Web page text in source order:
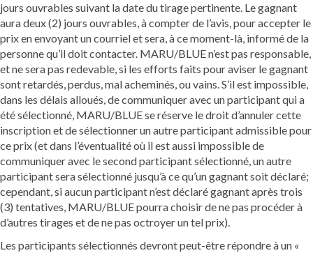
jours ouvrables suivant la date du tirage pertinente. Le gagnant
aura deux (2) jours ouvrables, à compter de l’avis, pour accepter le
prix en envoyant un courriel et sera, à ce moment-là, informé de la
personne qu’il doit contacter. MARU/BLUE n’est pas responsable,
et ne sera pas redevable, si les efforts faits pour aviser le gagnant
sont retardés, perdus, mal acheminés, ou vains. S’il est impossible,
dans les délais alloués, de communiquer avec un participant qui a
été sélectionné, MARU/BLUE se réserve le droit d’annuler cette
inscription et de sélectionner un autre participant admissible pour
ce prix (et dans l’éventualité où il est aussi impossible de
communiquer avec le second participant sélectionné, un autre
participant sera sélectionné jusqu’à ce qu’un gagnant soit déclaré;
cependant, si aucun participant n’est déclaré gagnant après trois
(3) tentatives, MARU/BLUE pourra choisir de ne pas procéder à
d’autres tirages et de ne pas octroyer un tel prix).
Les participants sélectionnés devront peut-être répondre à un «